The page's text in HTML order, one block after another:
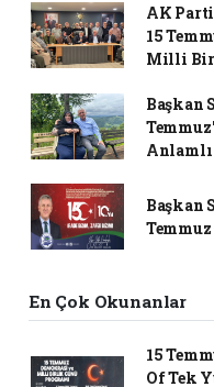
AK
15
Milli
Başkan
Başkan
Temmuz
En Çok Okunanlar
15
Of Tek